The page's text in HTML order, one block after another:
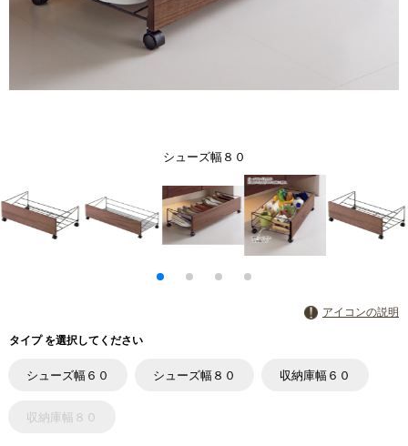
シューズ幅８０
アイコンの説明
タイプ を選択してください
シューズ幅６０ シューズ幅８０ 収納庫幅６０
収納庫幅８０